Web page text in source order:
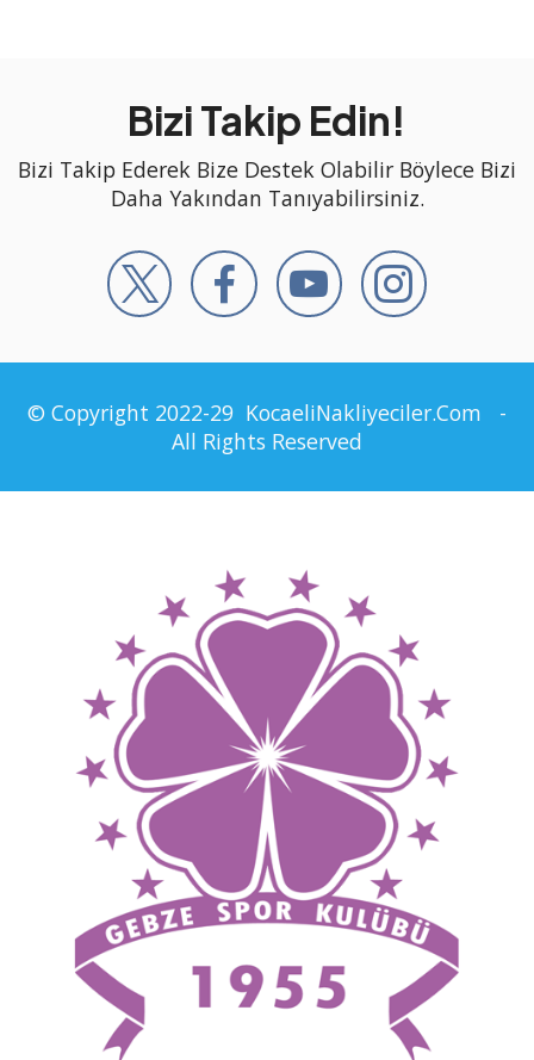
Bizi Takip Edin!
Bizi Takip Ederek Bize Destek Olabilir Böylece Bizi
Daha Yakından Tanıyabilirsiniz.
© Copyright 2022-29 KocaeliNakliyeciler.Com -
All Rights Reserved